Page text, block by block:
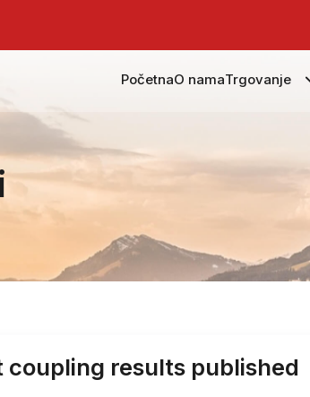
PočetnaO namaTrgovanje
coupling results published